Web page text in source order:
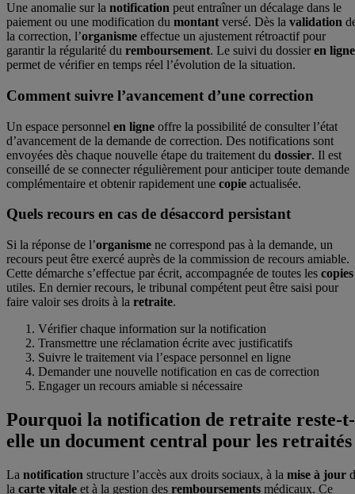
Une anomalie sur la notification peut entraîner un décalage dans le
paiement ou une modification du montant versé. Dès la validation
la correction, l’organisme effectue un ajustement rétroactif pour
garantir la régularité du remboursement. Le suivi du dossieren ligne
permet de vérifier en temps réel l’évolution de la situation.
Comment suivre l’avancement d’une correction
Un espace personnel en ligne offre la possibilité de consulter l’état
d’avancement de la demande de correction. Des notifications sont
envoyées dès chaque nouvelle étape du traitement du dossier. Il est
conseillé de se connecter régulièrement pour anticiper toute demande
complémentaire et obtenir rapidement une copie actualisée.
Quels recours en cas de désaccord persistant
Si la réponse de l’organisme ne correspond pas à la demande, un
recours peut être exercé auprès de la commission de recours amiable.
Cette démarche s’effectue par écrit, accompagnée de toutes les copies
utiles. En dernier recours, le tribunal compétent peut être saisi pour
faire valoir ses droits à la retraite.
Vérifier chaque information sur la notification
Transmettre une réclamation écrite avec justificatifs
Suivre le traitement via l’espace personnel en ligne
Demander une nouvelle notification en cas de correction
Engager un recours amiable si nécessaire
Pourquoi la notification de retraite reste-t-
elle un document central pour les retraités
La notification structure l’accès aux droits sociaux, à la mise à jour
la carte vitale et à la gestion des remboursements médicaux. Ce